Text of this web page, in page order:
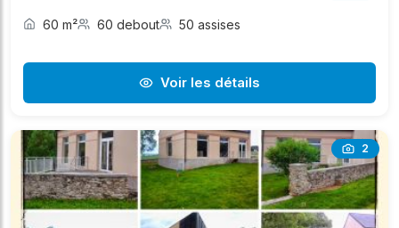
60 m² 60 debout 50 assises
Voir les détails
2